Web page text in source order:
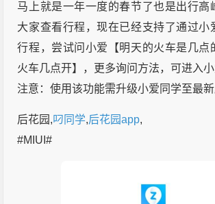
马上就是一年一度的春节了也是出行高
大家查看行程，现在已经支持了通过小
行程，尝试问小爱【明天的火车是几点
火车几点开】，更多询问方法，可进入
注意：使用该功能需升级小爱同学至最
后花园,叼同学,后花园app,
#MIUI#